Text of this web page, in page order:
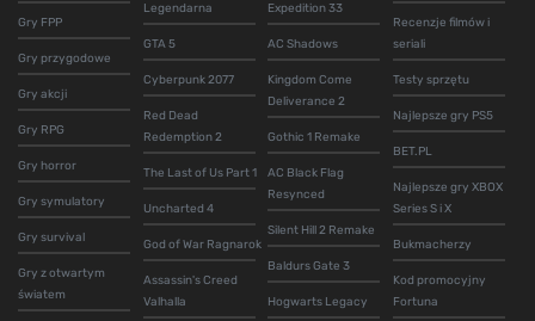
Gry FPP
Gry przygodowe
Gry akcji
Gry RPG
Gry horror
Gry symulatory
Gry survival
Gry z otwartym
światem
Legendarna
GTA 5
Cyberpunk 2077
Red Dead
Redemption 2
The Last of Us Part 1
Uncharted 4
God of War Ragnarok
Assassin's Creed
Valhalla
Expedition 33
AC Shadows
Kingdom Come
Deliverance 2
Gothic 1 Remake
AC Black Flag
Resynced
Silent Hill 2 Remake
Baldurs Gate 3
Hogwarts Legacy
Recenzje filmów i
seriali
Testy sprzętu
Najlepsze gry PS5
BET.PL
Najlepsze gry XBOX
Series S i X
Bukmacherzy
Kod promocyjny
Fortuna